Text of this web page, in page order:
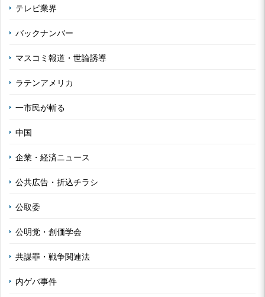
テレビ業界
バックナンバー
マスコミ報道・世論誘導
ラテンアメリカ
一市民が斬る
中国
企業・経済ニュース
公共広告・折込チラシ
公取委
公明党・創価学会
共謀罪・戦争関連法
内ゲバ事件